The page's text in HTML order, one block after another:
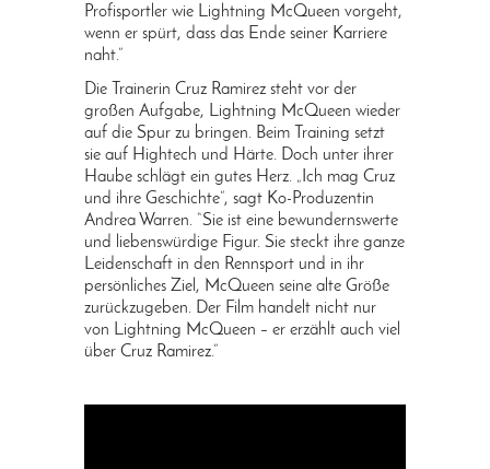
Profisportler wie Lightning McQueen vorgeht,
wenn er spürt, dass das Ende seiner Karriere
naht.”
Die Trainerin Cruz Ramirez steht vor der
großen Aufgabe, Lightning McQueen wieder
auf die Spur zu bringen. Beim Training setzt
sie auf Hightech und Härte. Doch unter ihrer
Haube schlägt ein gutes Herz. „Ich mag Cruz
und ihre Geschichte”, sagt Ko-Produzentin
Andrea Warren. “Sie ist eine bewundernswerte
und liebenswürdige Figur. Sie steckt ihre ganze
Leidenschaft in den Rennsport und in ihr
persönliches Ziel, McQueen seine alte Größe
zurückzugeben. Der Film handelt nicht nur
von Lightning McQueen – er erzählt auch viel
über Cruz Ramirez.”